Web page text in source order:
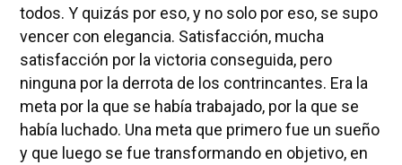
todos. Y quizás por eso, y no solo por eso, se supo
vencer con elegancia. Satisfacción, mucha
satisfacción por la victoria conseguida, pero
ninguna por la derrota de los contrincantes. Era la
meta por la que se había trabajado, por la que se
había luchado. Una meta que primero fue un sueño
y que luego se fue transformando en objetivo, en